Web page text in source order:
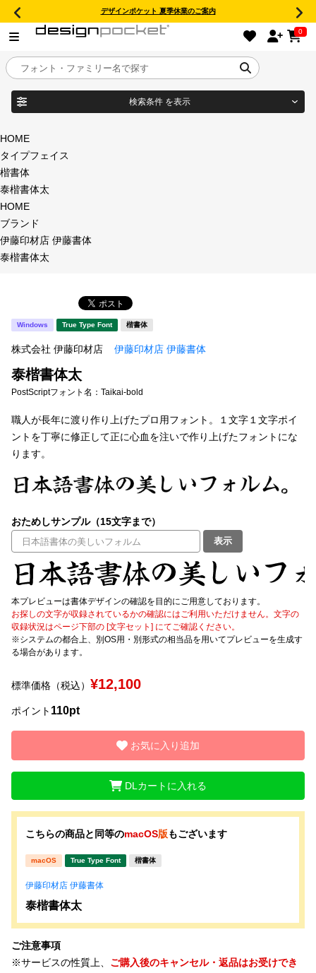
デザインポケット 夏季休業のご案内
0
目的別フォントガイド
特集
年間ライセンス商品
新着一覧
カート
マイページ
よくあるご質問
お問い合わせ
検索条件 を表示
商品名
フォント形式
タイプフェイス
明朝体
宋朝体
教科書体 行書体
草書体 勘亭流
江戸文字 デザイン毛筆
太さ・ウェイト
セット or 単体
HOME
タイプフェイス
楷書体
泰楷書体太
HOME
ブランド
伊藤印材店 伊藤書体
泰楷書体太
Windows True Type Font 楷書体
株式会社 伊藤印材店 伊藤印材店 伊藤書体
泰楷書体太
PostScriptフォント名： Taikai-bold
職人が長年に渡り作り上げたプロ用フォント。１文字１文字ポイ
ントを丁寧に修正して正に心血を注いで作り上げたフォントにな
ります。
おためしサンプル（15文字まで）
表示
本プレビューは書体デザインの確認を目的にご用意しております。
お探しの文字が収録されているかの確認にはご利用いただけません。文字の
収録状況はページ下部の [文字セット] にてご確認ください。
※システムの都合上、別OS用・別形式の相当品を用いてプレビューを生成す
る場合があります。
標準価格（税込） ¥12,100
ポイント 110pt
お気に入り追加
DLカートに入れる
こちらの商品と同等のmacOS版もございます
macOS True Type Font 楷書体
伊藤印材店 伊藤書体
泰楷書体太
ご注意事項
※サービスの性質上、 ご購入後のキャンセル・返品はお受けでき